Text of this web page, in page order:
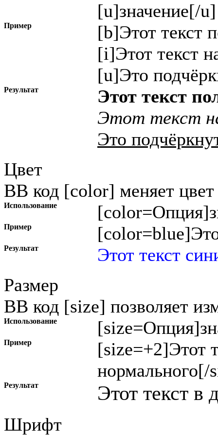
[u]значение[/u]
Пример
[b]Этот текст
[i]Этот текст
[u]Это
Результат
Этот текст
Этот текст
Это
Цвет
BB код [color] меняет цвет
Использование [color=Опция]
Пример
Результат
Этот текст
Размер
BB код [size] позволяет
Использование [size=Опция]
Пример
[size=+2]Этот
нормального[/
Результат Этот текст в
Шрифт